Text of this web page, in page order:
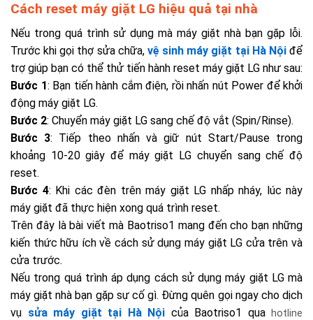
Cách reset máy giặt LG hiệu quả tại nhà
Nếu trong quá trình sử dụng mà máy giặt nhà bạn gặp lỗi.
Trước khi gọi thợ sửa chữa, vệ sinh máy giặt tại Hà Nộiđể
trợ giúp bạn có thể thử tiến hành reset máy giặt LG như sau:
Bước 1: Bạn tiến hành cắm điện, rồi nhấn nút Power để khởi
động máy giặt LG.
Bước 2: Chuyển máy giặt LG sang chế độ vắt (Spin/Rinse).
Bước 3: Tiếp theo nhấn và giữ nút Start/Pause trong
khoảng 10-20 giây để máy giặt LG chuyển sang chế độ
reset.
Bước 4: Khi các đèn trên máy giặt LG nhấp nháy, lúc này
máy giặt đã thực hiện xong quá trình reset.
Trên đây là bài viết mà Baotriso1 mang đến cho bạn những
kiến thức hữu ích về cách sử dụng máy giặt LG cửa trên và
cửa trước.
Nếu trong quá trình áp dụng cách sử dụng máy giặt LG mà
máy giặt nhà bạn gặp sự cố gì. Đừng quên gọi ngay cho dịch
vụ sửa máy giặt tại Hà Nội của Baotriso1 qua hotline